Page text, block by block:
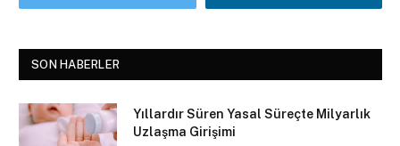
SON HABERLER
Yıllardır Süren Yasal Süreçte Milyarlık
Uzlaşma Girişimi